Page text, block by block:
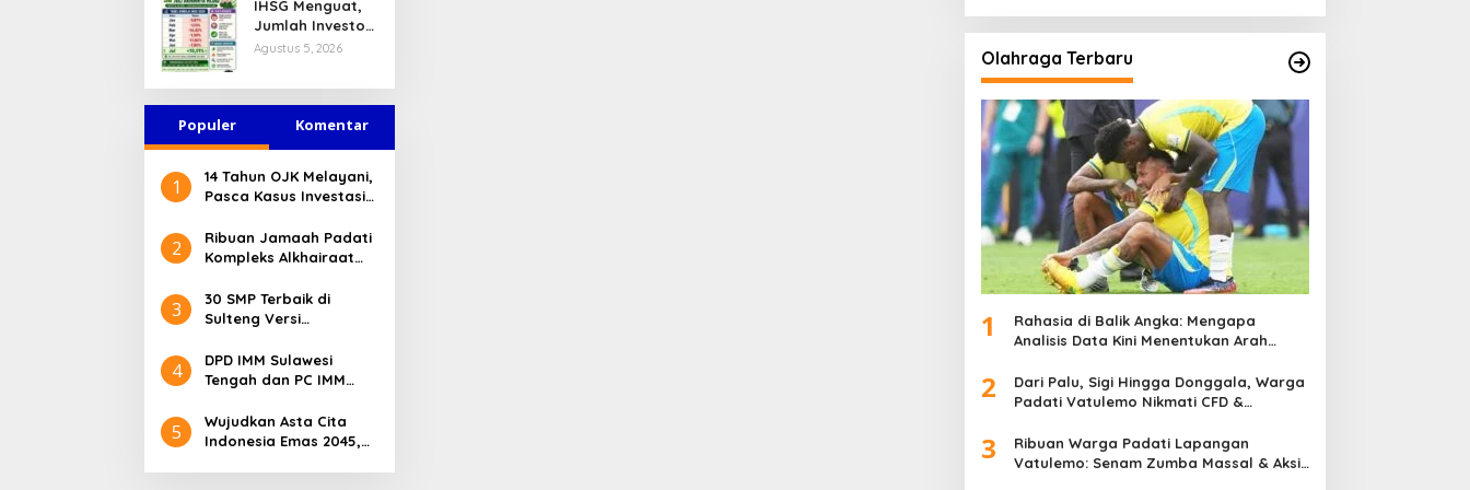
Jasa Keuangan
Tetap Terjaga
IHSG Menguat,
Jumlah Investor
Pasar Modal
Agustus 5, 2026
Populer Komentar
1
14 Tahun OJK Melayani,
Pasca Kasus Investasi
Sulteng Menilai Peran
OJK Sangat Penting
2
Ribuan Jamaah Padati
Kompleks Alkhairaat
Nasional dan Daerah
Hadir
3
30 SMP Terbaik di
Sulteng Versi
4
DPD IMM Sulawesi
Tengah dan PC IMM
Mantan Kapolresta
Palu
5
Wujudkan Asta Cita
Indonesia Emas 2045,
Olahraga Terbaru
1
Rahasia di Balik Angka: Mengapa
Analisis Data Kini Menentukan Arah
2
Dari Palu, Sigi Hingga Donggala, Warga
Padati Vatulemo Nikmati CFD &
3
Ribuan Warga Padati Lapangan
Vatulemo: Senam Zumba Massal & Aksi